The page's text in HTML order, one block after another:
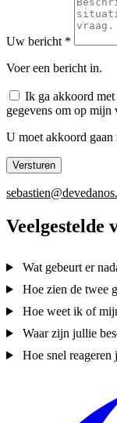
Uw bericht *
Voer een bericht in.
Ik ga akkoord met
gegevens om op mijn
U moet akkoord
Versturen
Veelgestelde
Wat gebeurt er
Hoe zien de twee
Hoe weet ik of
Waar zijn jullie
Hoe snel reageren